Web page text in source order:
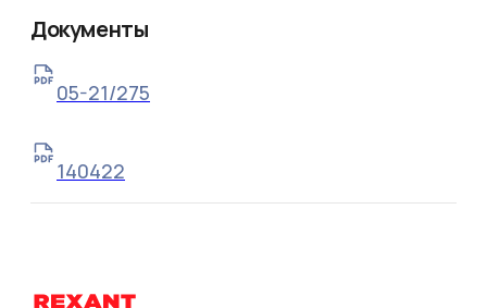
Документы
05-21/275
140422